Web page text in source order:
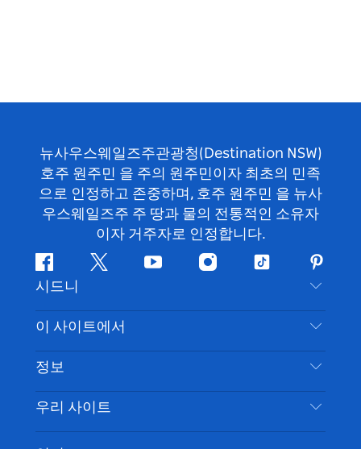
뉴사우스웨일즈주관광청(Destination NSW)
호주 원주민 을 주의 원주민이자 최초의 민족
으로 인정하고 존중하며, 호주 원주민 을 뉴사
우스웨일즈주 주 땅과 물의 전통적인 소유자
이자 거주자로 인정합니다.
페
이
스
북
지
귀
다
유
브
인
타
램
틱
핀
터
레
스
트
시드니
문의하기
부인 성명
쿠키 고지
이 사이트에서
목적지
할 일
정보
여행 정보
시드니 접근성
우리 사이트